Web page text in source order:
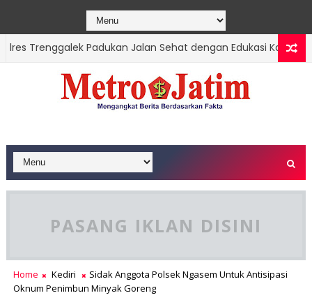
Trenggalek Padukan Jalan Sehat dengan Edukasi Karhutla di
PASANG IKLAN DISINI
Home Kediri
Sidak Anggota Polsek Ngasem Untuk Antisipasi
Oknum Penimbun Minyak Goreng